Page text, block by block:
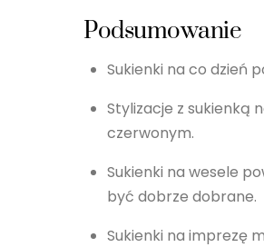
Podsumowanie
Sukienki na co dzień
Stylizacje z sukienką
czerwonym.
Sukienki na wesele
być dobrze dobrane.
Sukienki na imprezę